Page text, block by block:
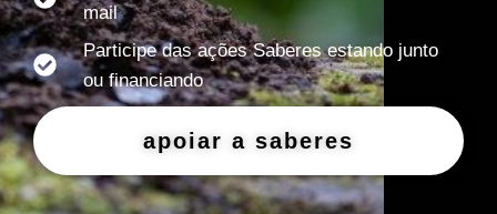
mail
Participe das ações Saberes estando junto
ou financiando
apoiar a saberes